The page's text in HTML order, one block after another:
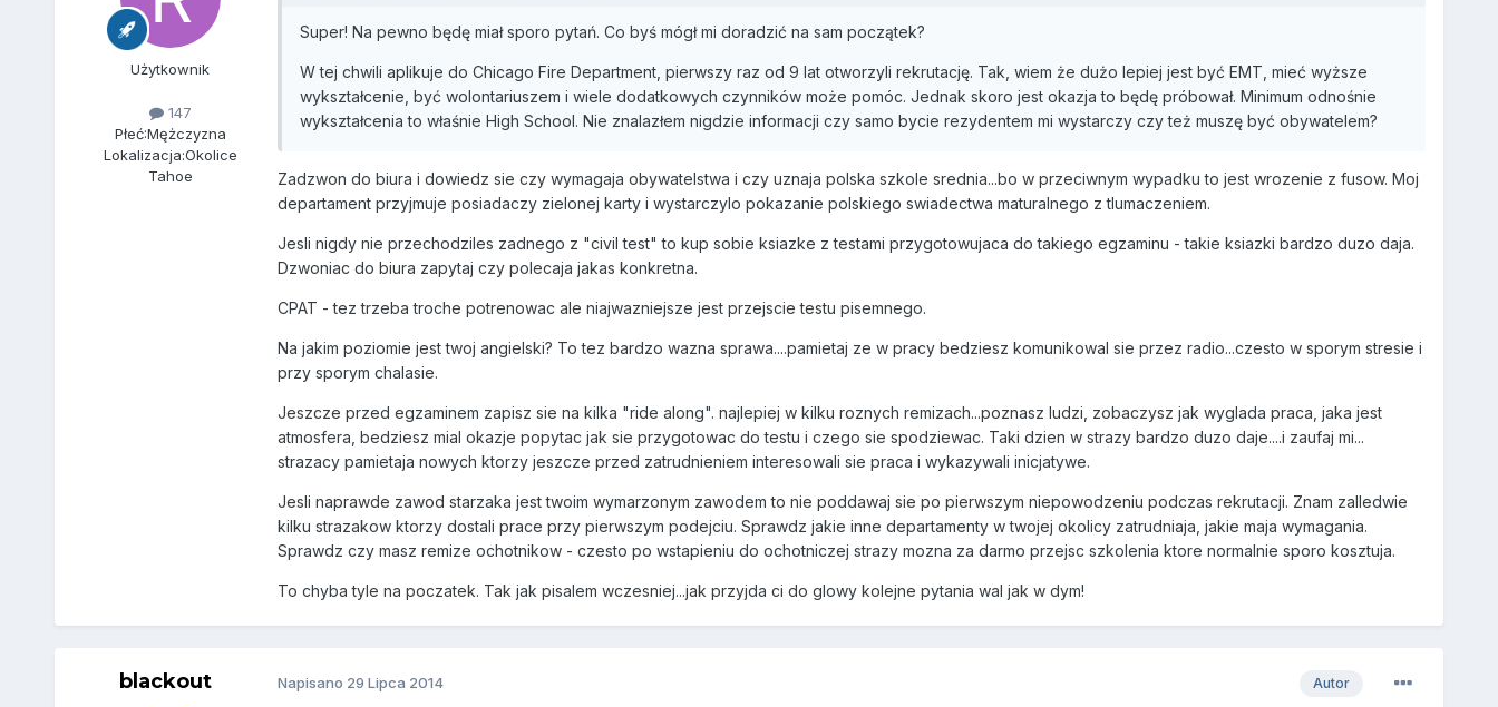
Użytkownik
147
Płeć:Mężczyzna
Lokalizacja:Okolice
Tahoe
Super! Na pewno będę miał sporo pytań. Co byś mógł mi doradzić na sam początek?
W tej chwili aplikuje do Chicago Fire Department, pierwszy raz od 9 lat otworzyli rekrutację. Tak, wiem że dużo lepiej jest być EMT, mieć wyższe
wykształcenie, być wolontariuszem i wiele dodatkowych czynników może pomóc. Jednak skoro jest okazja to będę próbował. Minimum odnośnie
wykształcenia to właśnie High School. Nie znalazłem nigdzie informacji czy samo bycie rezydentem mi wystarczy czy też muszę być obywatelem?
Zadzwon do biura i dowiedz sie czy wymagaja obywatelstwa i czy uznaja polska szkole srednia...bo w przeciwnym wypadku to jest wrozenie z fusow. Moj
departament przyjmuje posiadaczy zielonej karty i wystarczylo pokazanie polskiego swiadectwa maturalnego z tlumaczeniem.
Jesli nigdy nie przechodziles zadnego z "civil test" to kup sobie ksiazke z testami przygotowujaca do takiego egzaminu - takie ksiazki bardzo duzo daja.
Dzwoniac do biura zapytaj czy polecaja jakas konkretna.
CPAT - tez trzeba troche potrenowac ale niajwazniejsze jest przejscie testu pisemnego.
Na jakim poziomie jest twoj angielski? To tez bardzo wazna sprawa....pamietaj ze w pracy bedziesz komunikowal sie przez radio...czesto w sporym stresie i
przy sporym chalasie.
Jeszcze przed egzaminem zapisz sie na kilka "ride along". najlepiej w kilku roznych remizach...poznasz ludzi, zobaczysz jak wyglada praca, jaka jest
atmosfera, bedziesz mial okazje popytac jak sie przygotowac do testu i czego sie spodziewac. Taki dzien w strazy bardzo duzo daje....i zaufaj mi...
strazacy pamietaja nowych ktorzy jeszcze przed zatrudnieniem interesowali sie praca i wykazywali inicjatywe.
Jesli naprawde zawod starzaka jest twoim wymarzonym zawodem to nie poddawaj sie po pierwszym niepowodzeniu podczas rekrutacji. Znam zalledwie
kilku strazakow ktorzy dostali prace przy pierwszym podejciu. Sprawdz jakie inne departamenty w twojej okolicy zatrudniaja, jakie maja wymagania.
Sprawdz czy masz remize ochotnikow - czesto po wstapieniu do ochotniczej strazy mozna za darmo przejsc szkolenia ktore normalnie sporo kosztuja.
To chyba tyle na poczatek. Tak jak pisalem wczesniej...jak przyjda ci do glowy kolejne pytania wal jak w dym!
blackout Autor
Napisano 29 Lipca 2014